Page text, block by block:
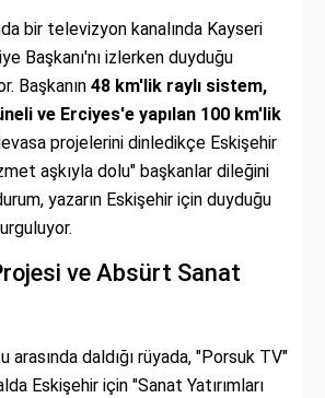
bir televizyon kanalında Kayseri
Başkanı'nı izlerken duyduğu
Başkanın 48 km'lik raylı sistem,
ve Erciyes'e yapılan 100 km'lik
projelerini dinledikçe Eskişehir
aşkıyla dolu" başkanlar dileğini
yazarın Eskişehir için duyduğu
ve Absürt Sanat
arasında daldığı rüyada, "Porsuk TV"
Eskişehir için "Sanat Yatırımları